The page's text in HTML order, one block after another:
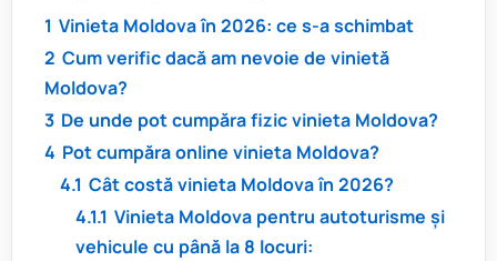
1 Vinieta Moldova în 2026: ce s-a schimbat
2 Cum verific dacă am nevoie de vinietă
Moldova?
3 De unde pot cumpăra fizic vinieta Moldova?
4 Pot cumpăra online vinieta Moldova?
4.1 Cât costă vinieta Moldova în 2026?
4.1.1 Vinieta Moldova pentru autoturisme și
vehicule cu până la 8 locuri: